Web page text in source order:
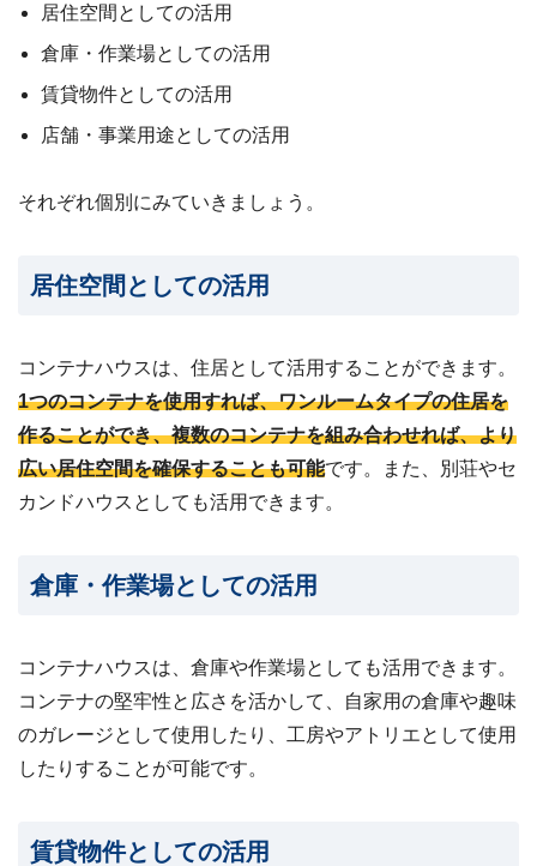
居住空間としての活用
倉庫・作業場としての活用
賃貸物件としての活用
店舗・事業用途としての活用
それぞれ個別にみていきましょう。
居住空間としての活用
コンテナハウスは、住居として活用することができます。
1つのコンテナを使用すれば、ワンルームタイプの住居を
作ることができ、複数のコンテナを組み合わせれば、より
広い居住空間を確保することも可能です。また、別荘やセ
カンドハウスとしても活用できます。
倉庫・作業場としての活用
コンテナハウスは、倉庫や作業場としても活用できます。
コンテナの堅牢性と広さを活かして、自家用の倉庫や趣味
のガレージとして使用したり、工房やアトリエとして使用
したりすることが可能です。
賃貸物件としての活用